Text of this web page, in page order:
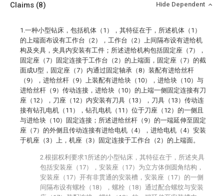
Claims (8) Hide Dependent
1.一种小型钻床，包括机体（1），其特征在于，所述机体（1）
的上端面布设有工作台（2），工作台（2）上间隔布设有进给机
构及夹具，夹具内安装有工件；所述进给机构包括固定座（7），
固定座（7）固定连接于工作台（2）的上端面，固定座（7）的截
面成U型，固定座（7）内通过固定轴承（8）装配有进给丝杆
（9），进给丝杆（9）上装配有进给块（10），进给块（10）与
进给丝杆（9）传动连接，进给块（10）的上端一侧固定连接有刀
座（12），刀座（12）内安装有刀具（13），刀具（13）传动连
接有钻孔电机（11），钻孔电机（11）位于刀座（12）的一侧且
与进给块（10）固定连接；所述进给丝杆（9）的一端延伸至固定
座（7）的外侧且传动连接有进给电机（4），进给电机（4）安装
于机座（3）上，机座（3）固定连接于工作台（2）的上端面。
2.根据权利要求1所述的小型钻床，其特征在于，所述夹具
包括安装座（17），安装座（17）为立方体倒圆角结构，
安装座（17）开有非贯通的安装槽，安装座（17）的一侧
间隔布设有螺栓（18），螺栓（18）通过配合螺纹与安装